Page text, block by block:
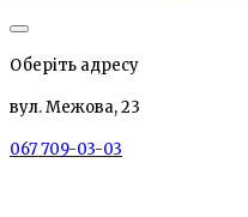
Оберіть адресу
вул. Межова, 23
067 709-03-03